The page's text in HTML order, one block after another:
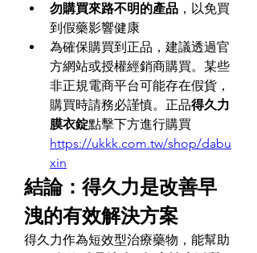
勿購買來路不明的產品 ，以免買
到假藥影響健康
為確保購買到正品，建議透過官
方網站或授權經銷商購買。某些
非正規電商平台可能存在假貨，
購買時請務必謹慎。正品得久力
膜衣錠點擊下方進行購買
https://ukkk.com.tw/shop/dabu
xin
結論：得久力是改善早
洩的有效解決方案
得久力作為短效型治療藥物，能幫助